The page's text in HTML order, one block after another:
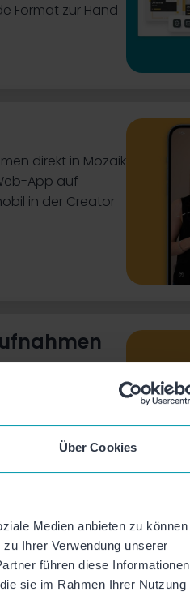
Über Cookies
Medien anbieten zu können
Ihrer Verwendung unserer
führen diese Informationen
sie im Rahmen Ihrer Nutzung
Format zur Hand
direkt in Mozaik
App auf
in der Creator